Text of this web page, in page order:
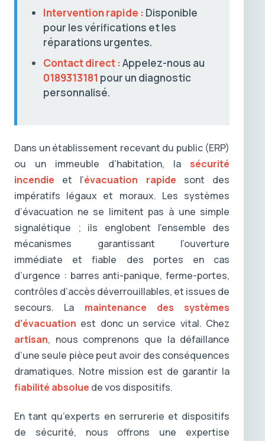
Intervention rapide : Disponible
pour les vérifications et les
réparations urgentes.
Contact direct :Appelez-nous au
0189313181 pour un diagnostic
personnalisé.
Dans un établissement recevant du public (ERP)
ou un immeuble d’habitation, la sécurité
incendie et l’évacuation rapide sont des
impératifs légaux et moraux. Les systèmes
d’évacuation ne se limitent pas à une simple
signalétique ; ils englobent l’ensemble des
mécanismes garantissant l’ouverture
immédiate et fiable des portes en cas
d’urgence : barres anti-panique, ferme-portes,
contrôles d’accès déverrouillables, et issues de
secours. La maintenance des systèmes
d’évacuation est donc un service vital. Chez
artisan, nous comprenons que la défaillance
d’une seule pièce peut avoir des conséquences
dramatiques. Notre mission est de garantir la
fiabilité absolue de vos dispositifs.
En tant qu’experts en serrurerie et dispositifs
de sécurité, nous offrons une expertise